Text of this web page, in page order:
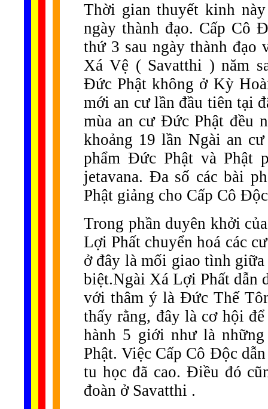
Thời gian thuyết kinh
ngày thành đạo. Cấp Cô
thứ 3 sau ngày thành đạo
Xá Vệ ( Savatthi ) năm
Đức Phật không ở Kỳ
mới an cư lần đầu tiên tại
mùa an cư Đức Phật đều
khoảng 19 lần Ngài an
phẩm Đức Phật và Phật
jetavana. Đa số các bài
Phật giảng cho Cấp Cô
Trong phần duyên khởi
Lợi Phất chuyển hoá các
ở đây là mối giao tình
biệt.Ngài Xá Lợi Phất dẫn
với thâm ý là Đức Thế
thấy rằng, đây là cơ hội
hành 5 giới như là
Phật. Việc Cấp Cô Độc
tu học đã cao. Điều đó
đoàn ở Savatthi .